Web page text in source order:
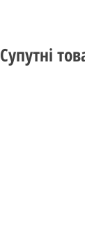
Супутні